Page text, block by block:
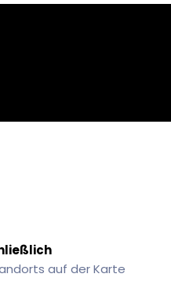
auf der Karte